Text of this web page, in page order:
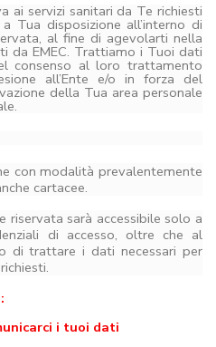
ai servizi sanitari da Te richiesti
Tua disposizione all’interno di
al fine di agevolarti nella
da EMEC. Trattiamo i Tuoi dati
consenso al loro trattamento
all’Ente e/o in forza del
della Tua area personale
con modalità prevalentemente
cartacee.
riservata sarà accessibile solo a
di accesso, oltre che al
di trattare i dati necessari per
i tuoi dati